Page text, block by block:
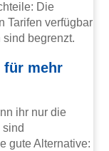
Die
Tarifen verfügbar
begrenzt.
für mehr
ihr nur die
sind
gute Alternative: